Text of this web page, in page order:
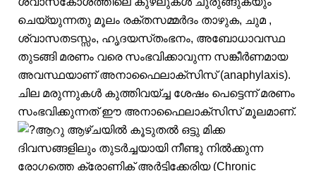
ചെയ്യുന്നതു മൂലം രക്തസമ്മർദം താഴുക, ചുമ ,
ശ്വാസതടസ്സം, ഹൃദയസ്‌തംഭനം, അബോധാവസ്ഥ
തുടങ്ങി മരണം വരെ സംഭവിക്കാവുന്ന സങ്കീർണമായ
അവസ്ഥയാണ് അനാഫൈലാക്സിസ് (anaphylaxis).
ചില മരുന്നുകൾ കുത്തിവയ്ച്ച ശേഷം പെട്ടെന്ന് മരണം
സംഭവിക്കുന്നത് ഈ അനാഫൈലാക്സിസ് മൂലമാണ്.
ആറു ആഴ്ചയിൽ കൂടുതൽ ഒട്ടു മിക്ക
ദിവസങ്ങളിലും തുടർച്ചയായി നീണ്ടു നിൽക്കുന്ന
രോഗത്തെ ക്രോണിക് അർട്ടിക്കേരിയ (Chronic